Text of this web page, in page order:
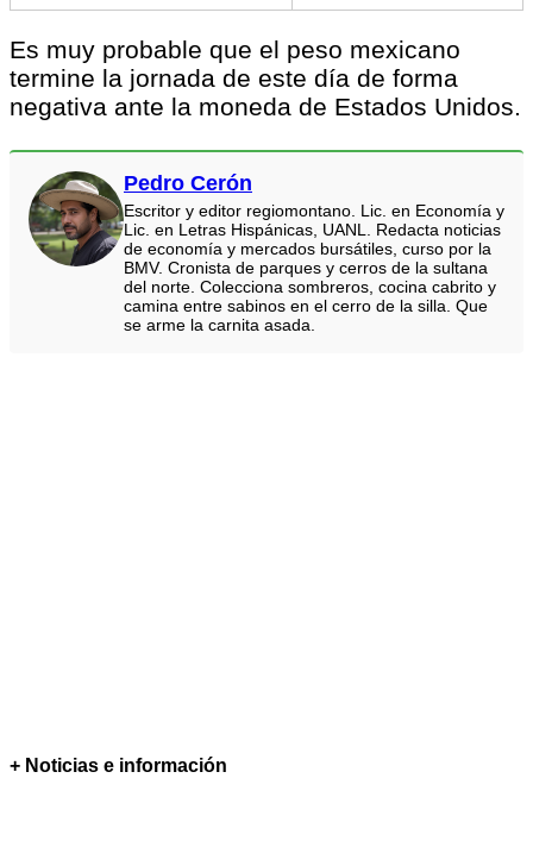
Es muy probable que el peso mexicano
termine la jornada de este día de forma
negativa ante la moneda de Estados Unidos.
Pedro Cerón
Escritor y editor regiomontano. Lic. en Economía y
Lic. en Letras Hispánicas, UANL. Redacta noticias
de economía y mercados bursátiles, curso por la
BMV. Cronista de parques y cerros de la sultana
del norte. Colecciona sombreros, cocina cabrito y
camina entre sabinos en el cerro de la silla. Que
se arme la carnita asada.
+ Noticias e información